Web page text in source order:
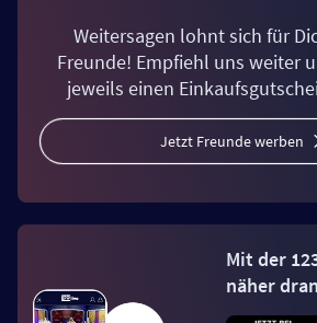
Weitersagen lohnt sich für
Freunde! Empfiehl uns weiter
jeweils einen
Jetzt Freunde werben
Mit der
näher